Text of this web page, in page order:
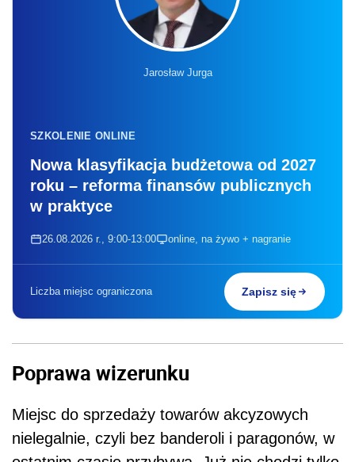
Jarosław Jurga
SZKOLENIE ONLINE
Nowa klasyfikacja budżetowa od 2027
roku – reforma finansów publicznych
w praktyce
26.08.2026 r., 9:00-13:00 online, na żywo + nagranie
Liczba miejsc ograniczona Zapisz się
Poprawa wizerunku
Miejsc do sprzedaży towarów akcyzowych
nielegalnie, czyli bez banderoli i paragonów, w